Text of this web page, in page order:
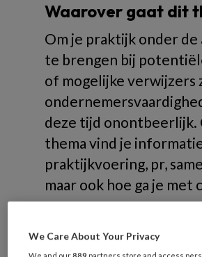
Waarover gaat dit
Om je praktijk onder de
te brengen bij
of mogelijke verwijzers
deze tijd onontbeerlijk.
thema vind je
praktijkvoering, pr,
maar ook hoe ga je met
om.
We Care About Your Privacy